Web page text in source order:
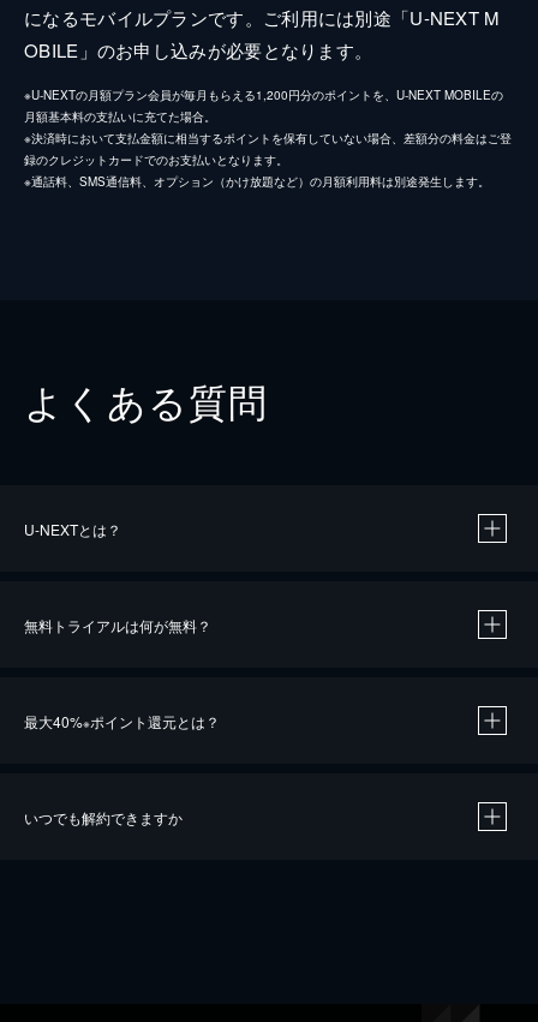
になるモバイルプランです。ご利用には別途「U-NEXT M
OBILE」のお申し込みが必要となります。
※U-NEXTの月額プラン会員が毎月もらえる1,200円分のポイントを、U-NEXT MOBILEの
月額基本料の支払いに充てた場合。
※決済時において支払金額に相当するポイントを保有していない場合、差額分の料金はご登
録のクレジットカードでのお支払いとなります。
※通話料、SMS通信料、オプション（かけ放題など）の月額利用料は別途発生します。
よくある質問
U-NEXTとは？
無料トライアルは何が無料？
最大40%※ポイント還元とは？
いつでも解約できますか